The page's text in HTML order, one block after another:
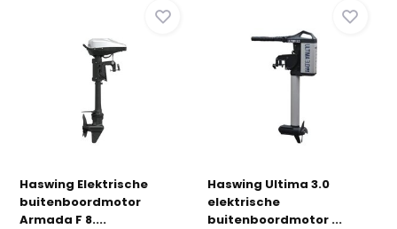
Haswing Elektrische
buitenboordmotor
Armada F 8....
Haswing Ultima 3.0
elektrische
buitenboordmotor ...